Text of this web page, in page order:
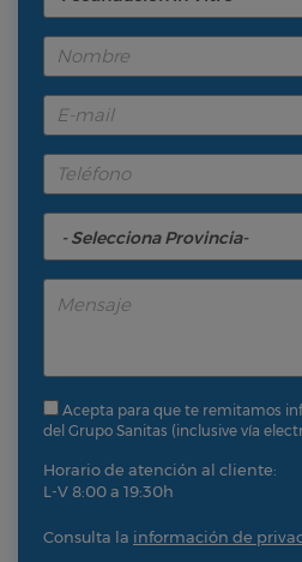
Acepta para que te remitamos
del Grupo Sanitas (inclusive vía
Horario de atención al cliente:
L-V 8:00 a 19:30h
Consulta la información de